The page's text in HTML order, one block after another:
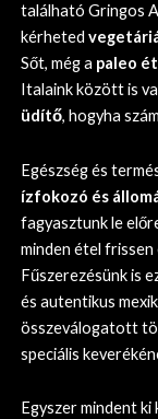
található Gringos
kérheted
Sőt, még a paleo
Italaink között is
üdítő, hogyha
Egészség és
ízfokozó és
fagyasztunk le
minden étel
Fűszerezésünk is
és autentikus
összeválogatott
speciális
Egyszer mindent ki